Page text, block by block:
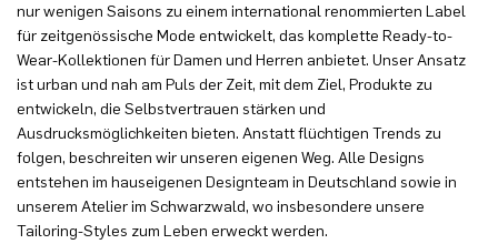
nur wenigen Saisons zu einem international renommierten Label
für zeitgenössische Mode entwickelt, das komplette Ready-to-
Wear-Kollektionen für Damen und Herren anbietet. Unser Ansatz
ist urban und nah am Puls der Zeit, mit dem Ziel, Produkte zu
entwickeln, die Selbstvertrauen stärken und
Ausdrucksmöglichkeiten bieten. Anstatt flüchtigen Trends zu
folgen, beschreiten wir unseren eigenen Weg. Alle Designs
entstehen im hauseigenen Designteam in Deutschland sowie in
unserem Atelier im Schwarzwald, wo insbesondere unsere
Tailoring-Styles zum Leben erweckt werden.